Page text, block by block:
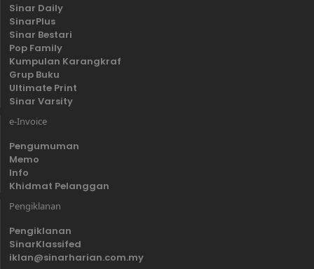
Sinar Daily
SinarPlus
Sinar Bestari
Pop Family
Kumpulan Karangkraf
Grup Buku
Ultimate Print
Sinar Varsity
e-Invoice
Pengumuman
Memo
Info
Khidmat Pelanggan
Pengiklanan
Pengiklanan
SinarKlassifed
iklan@sinarharian.com.my